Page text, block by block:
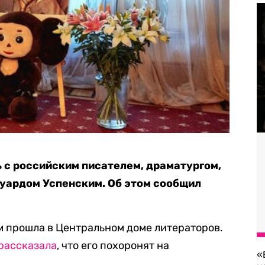
российским писателем, драматургом,
Успенским. Об этом сообщил
в Центральном доме литераторов.
, что его похоронят на